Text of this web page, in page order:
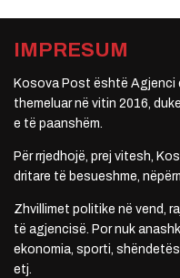
IMPRESUM
Kosova Post është Agjenci
themeluar në vitin 2016,
e të paanshëm.
Për rrjedhojë, prej vitesh,
dritare të besueshme,
Zhvillimet politike në vend,
të agjencisë. Por nuk
ekonomia, sporti,
etj.